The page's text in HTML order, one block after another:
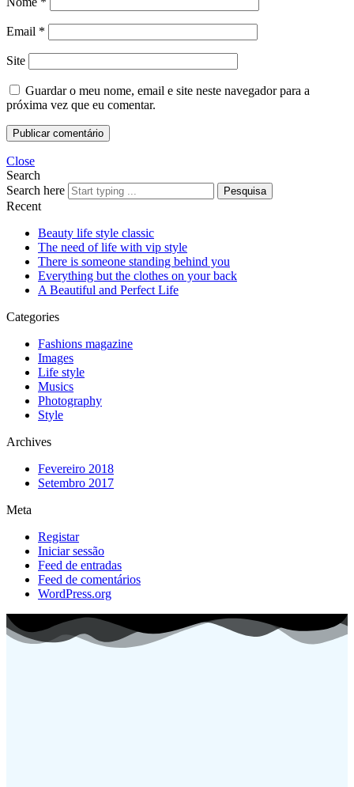
Email *
Site
Guardar o meu nome, email e site neste navegador para a
próxima vez que eu comentar.
Close
Search
Search here
Pesquisa
Recent
Beauty life style classic
The need of life with vip style
There is someone standing behind you
Everything but the clothes on your back
A Beautiful and Perfect Life
Categories
Fashions magazine
Images
Life style
Musics
Photography
Style
Archives
Fevereiro 2018
Setembro 2017
Meta
Registar
Iniciar sessão
Feed de entradas
Feed de comentários
WordPress.org